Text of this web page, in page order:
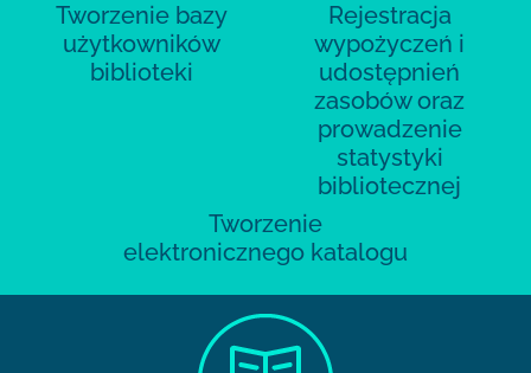
Tworzenie bazy
użytkowników
biblioteki
Rejestracja
wypożyczeń i
udostępnień
zasobów oraz
prowadzenie
statystyki
bibliotecznej
Tworzenie
elektronicznego katalogu